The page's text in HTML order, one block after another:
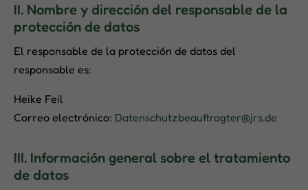
II. Nombre y dirección del responsable de la
protección de datos
El responsable de la protección de datos del
responsable es:
Heike Feil
Correo electrónico: Datenschutzbeauftragter@jrs.de
III. Información general sobre el tratamiento
de datos